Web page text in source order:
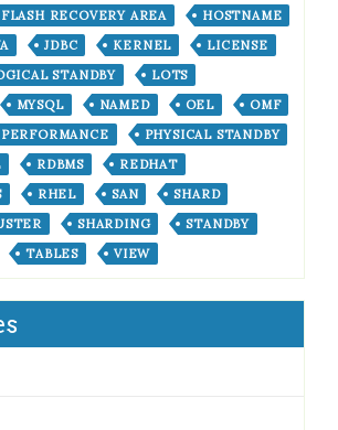
FLASH RECOVERY AREA
HOSTNAME
JDBC KERNEL
LICENSE
STANDBY
LOTS
MYSQL NAMED OEL
OMF
PERFORMANCE
PHYSICAL STANDBY
RDBMS
REDHAT
RHEL SAN
SHARD
SHARDING
STANDBY
TABLES VIEW